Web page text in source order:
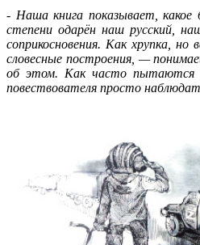
- Наша книга показывает,
степени одарён наш русский,
соприкосновения. Как хрупка,
словесные построения, —
об этом. Как часто пытаются
повествователя просто